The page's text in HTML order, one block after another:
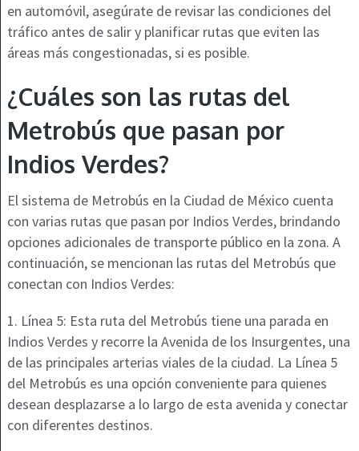
en automóvil, asegúrate de revisar las condiciones del
tráfico antes de salir y planificar rutas que eviten las
áreas más congestionadas, si es posible.
¿Cuáles son las rutas del
Metrobús que pasan por
Indios Verdes?
El sistema de Metrobús en la Ciudad de México cuenta
con varias rutas que pasan por Indios Verdes, brindando
opciones adicionales de transporte público en la zona. A
continuación, se mencionan las rutas del Metrobús que
conectan con Indios Verdes:
1. Línea 5: Esta ruta del Metrobús tiene una parada en
Indios Verdes y recorre la Avenida de los Insurgentes, una
de las principales arterias viales de la ciudad. La Línea 5
del Metrobús es una opción conveniente para quienes
desean desplazarse a lo largo de esta avenida y conectar
con diferentes destinos.